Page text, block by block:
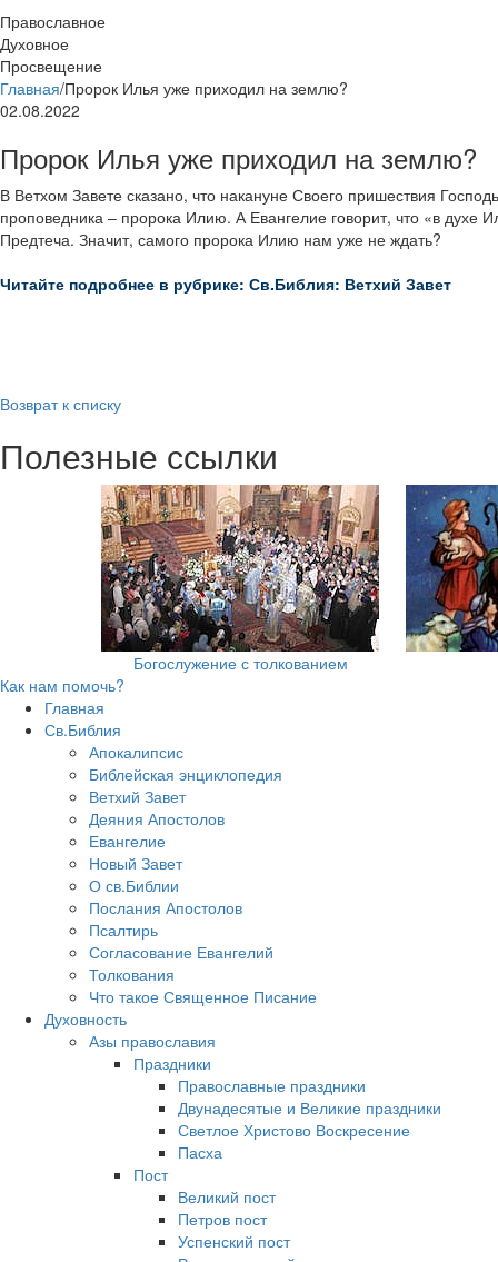
Православное
Духовное
Просвещение
Главная/Пророк Илья уже приходил на землю?
02.08.2022
Пророк Илья уже приходил на землю?
В Ветхом Завете сказано, что накануне Своего пришествия
проповедника – пророка Илию. А Евангелие говорит, что «в духе
Предтеча. Значит, самого пророка Илию нам уже не ждать?
Читайте подробнее в рубрике: Св.Библия: Ветхий Завет
Возврат к списку
Полезные ссылки
Богослужение с толкованием
Как нам помочь?
Главная
Св.Библия
Апокалипсис
Библейская энциклопедия
Ветхий Завет
Деяния Апостолов
Евангелие
Новый Завет
О св.Библии
Послания Апостолов
Псалтирь
Согласование Евангелий
Толкования
Что такое Священное Писание
Духовность
Азы православия
Праздники
Православные праздники
Двунадесятые и Великие праздники
Светлое Христово Воскресение
Пасха
Пост
Великий пост
Петров пост
Успенский пост